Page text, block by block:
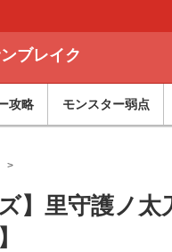
ブレイク
攻略 モンスター弱点
】里守護ノ